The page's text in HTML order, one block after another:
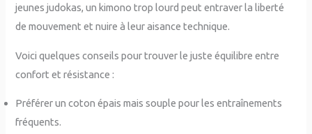
jeunes judokas, un kimono trop lourd peut entraver la liberté
de mouvement et nuire à leur aisance technique.
Voici quelques conseils pour trouver le juste équilibre entre
confort et résistance :
Préférer un coton épais mais souple pour les entraînements
fréquents.